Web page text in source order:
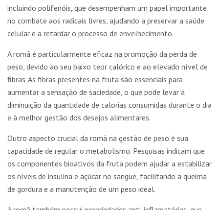
incluindo polifenóis, que desempenham um papel importante
no combate aos radicais livres, ajudando a preservar a saúde
celular e a retardar o processo de envelhecimento.
A romã é particularmente eficaz na promoção da perda de
peso, devido ao seu baixo teor calórico e ao elevado nível de
fibras. As fibras presentes na fruta são essenciais para
aumentar a sensação de saciedade, o que pode levar à
diminuição da quantidade de calorias consumidas durante o dia
e à melhor gestão dos desejos alimentares.
Outro aspecto crucial da romã na gestão de peso é sua
capacidade de regular o metabolismo. Pesquisas indicam que
os componentes bioativos da fruta podem ajudar a estabilizar
os níveis de insulina e açúcar no sangue, facilitando a queima
de gordura e a manutenção de um peso ideal.